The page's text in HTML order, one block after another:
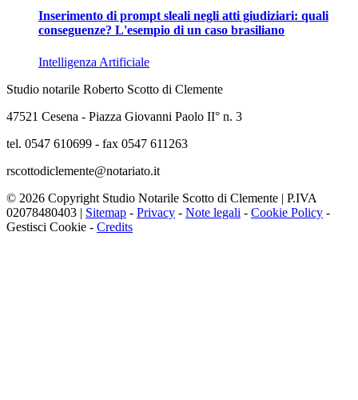
Inserimento di prompt sleali negli atti giudiziari: quali
conseguenze? L'esempio di un caso brasiliano
Intelligenza Artificiale
Studio notarile Roberto Scotto di Clemente
47521 Cesena - Piazza Giovanni Paolo II° n. 3
tel. 0547 610699 - fax 0547 611263
rscottodiclemente@notariato.it
© 2026 Copyright Studio Notarile Scotto di Clemente | P.IVA
02078480403 | Sitemap - Privacy - Note legali - Cookie Policy -
Gestisci Cookie - Credits